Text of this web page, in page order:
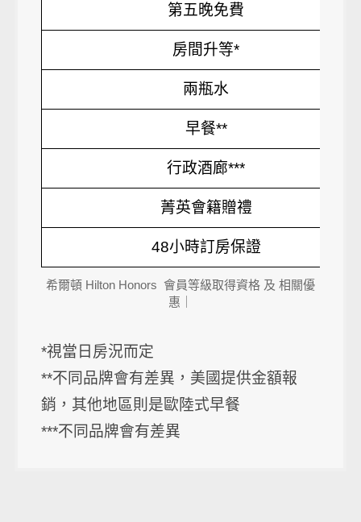
第五晚免費
房間升等*
兩瓶水
早餐**
行政酒廊***
菁英會籍贈禮
48小時訂房保證
希爾頓 Hilton Honors 會員等級取得資格 及 相關優
惠｜
*視當日房況而定
**不同品牌會有差異，美國提供金額報
銷，其他地區則是歐陸式早餐
***不同品牌會有差異